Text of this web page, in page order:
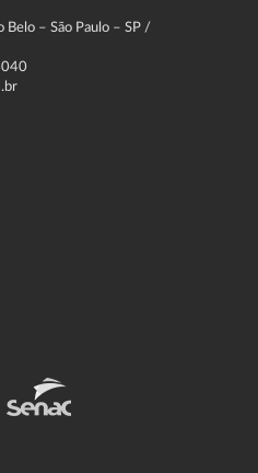
Belo – São Paulo – SP /